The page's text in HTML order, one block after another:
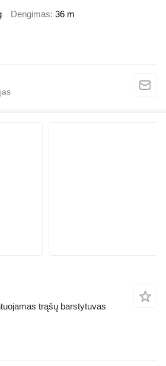
Dengimas 36 m
trąšų barstytuvas